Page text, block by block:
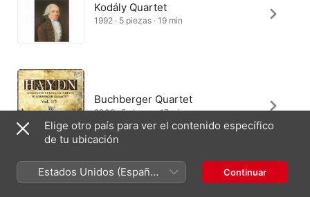
Kodály Quartet
1992 · 5 piezas · 19 min
Buchberger Quartet
2009 · 5 piezas · 17 min
Elige otro país para ver el contenido específico
de tu ubicación
Estados Unidos (Español
México)
Continuar